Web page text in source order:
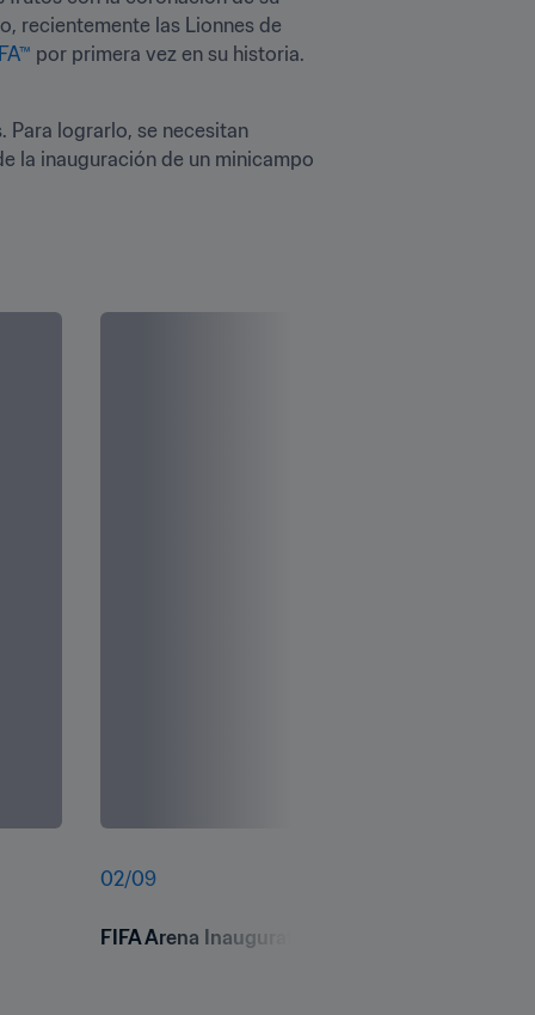
recientemente las Lionnes de
por primera vez en su historia.
Para lograrlo, se necesitan
la inauguración de un minicampo
02/09
FIFA Arena Inauguration